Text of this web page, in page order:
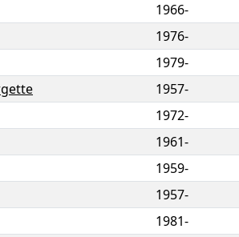
1966-
1976-
1979-
1957-
1972-
1961-
1959-
1957-
1981-